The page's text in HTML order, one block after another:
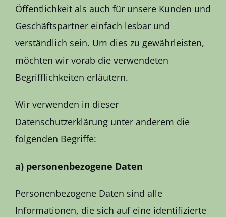
Öffentlichkeit als auch für unsere Kunden und
Geschäftspartner einfach lesbar und
verständlich sein. Um dies zu gewährleisten,
möchten wir vorab die verwendeten
Begrifflichkeiten erläutern.
Wir verwenden in dieser
Datenschutzerklärung unter anderem die
folgenden Begriffe:
a) personenbezogene Daten
Personenbezogene Daten sind alle
Informationen, die sich auf eine identifizierte